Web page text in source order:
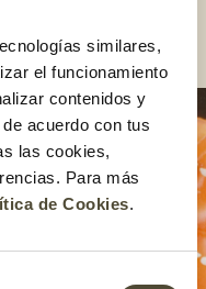
similares,
el funcionamiento
contenidos y
acuerdo con tus
las cookies,
Para más
de Cookies.
por la mitad y